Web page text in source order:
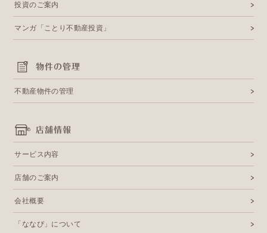
投資のご案内
マンガ「ことり不動産投資」
物件の管理
不動産物件の管理
店舗情報
サービス内容
店舗のご案内
会社概要
「ななぴ」について